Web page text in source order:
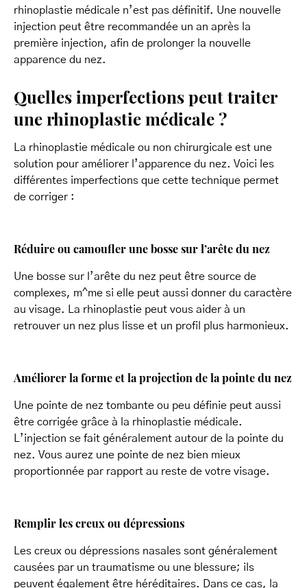
rhinoplastie médicale n’est pas définitif. Une nouvelle
injection peut être recommandée un an après la
première injection, afin de prolonger la nouvelle
apparence du nez.
Quelles imperfections peut traiter
une rhinoplastie médicale ?
La rhinoplastie médicale ou non chirurgicale est une
solution pour améliorer l’apparence du nez. Voici les
différentes imperfections que cette technique permet
de corriger :
Réduire ou camoufler une bosse sur l’arête du nez
Une bosse sur l’arête du nez peut être source de
complexes, m^me si elle peut aussi donner du caractère
au visage. La rhinoplastie peut vous aider à un
retrouver un nez plus lisse et un profil plus harmonieux.
Améliorer la forme et la projection de la pointe du nez
Une pointe de nez tombante ou peu définie peut aussi
être corrigée grâce à la rhinoplastie médicale.
L’injection se fait généralement autour de la pointe du
nez. Vous aurez une pointe de nez bien mieux
proportionnée par rapport au reste de votre visage.
Remplir les creux ou dépressions
Les creux ou dépressions nasales sont généralement
causées par un traumatisme ou une blessure; ils
peuvent également être héréditaires. Dans ce cas, la